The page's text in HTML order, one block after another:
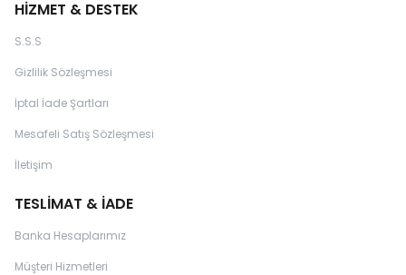
HİZMET & DESTEK
S.S.S
Gizlilik Sözleşmesi
İptal İade Şartları
Mesafeli Satış Sözleşmesi
İletişim
TESLİMAT & İADE
Banka Hesaplarımız
Müşteri Hizmetleri